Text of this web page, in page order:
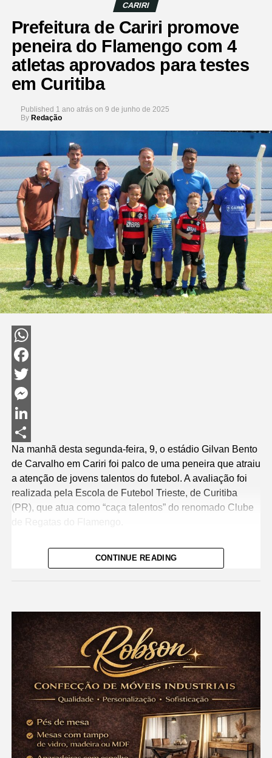
CARIRI
Prefeitura de Cariri promove
peneira do Flamengo com 4
atletas aprovados para testes
em Curitiba
Published 1 ano atrás on 9 de junho de 2025
By Redação
WhatsApp
Facebook
Twitter
Messenger
LinkedIn
Share
Na manhã desta segunda-feira, 9, o estádio Gilvan Bento
de Carvalho em Cariri foi palco de uma peneira que atraiu
a atenção de jovens talentos do futebol. A avaliação foi
realizada pela Escola de Futebol Trieste, de Curitiba
(PR), que atua como “caça talentos” do renomado Clube
A Escola veio até o município por meio de uma parceria
entre a Prefeitura juntamente com a Secretaria Municipal
Guilherme. Léo, zagueiro que já atuou pelo Athletico
Paranaense e atualmente defende o Flamengo; Renan,
lateral esquerdo que passou pelo mesmo clube e hoje
brilha no Atlético de Madrid; e Marcos, meia-atacante que
também teve passagem pelo Athletico Paranaense.
Durante a peneira em Cariri, quatro atletas nascidos em
2015, 2016 e 2017 foram aprovados. Entre os
selecionados estão:
Guilherme Wachter Vancetto (2016), Arthur Henrique
CONTINUE READING